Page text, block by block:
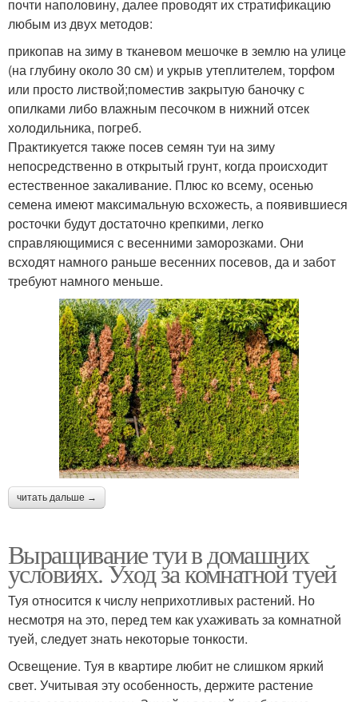
почти наполовину, далее проводят их стратификацию
любым из двух методов:
прикопав на зиму в тканевом мешочке в землю на улице
(на глубину около 30 см) и укрыв утеплителем, торфом
или просто листвой;поместив закрытую баночку с
опилками либо влажным песочком в нижний отсек
холодильника, погреб.
Практикуется также посев семян туи на зиму
непосредственно в открытый грунт, когда происходит
естественное закаливание. Плюс ко всему, осенью
семена имеют максимальную всхожесть, а появившиеся
росточки будут достаточно крепкими, легко
справляющимися с весенними заморозками. Они
всходят намного раньше весенних посевов, да и забот
требуют намного меньше.
читать дальше →
Выращивание туи в домашних
условиях. Уход за комнатной туей
Туя относится к числу неприхотливых растений. Но
несмотря на это, перед тем как ухаживать за комнатной
туей, следует знать некоторые тонкости.
Освещение. Туя в квартире любит не слишком яркий
свет. Учитывая эту особенность, держите растение